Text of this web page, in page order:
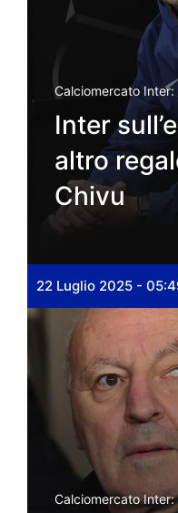
Calciomercato
Inter
altro
Chivu
22 Luglio 2025 -
Calciomercato